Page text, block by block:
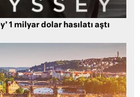
1 milyar dolar hasılatı aştı